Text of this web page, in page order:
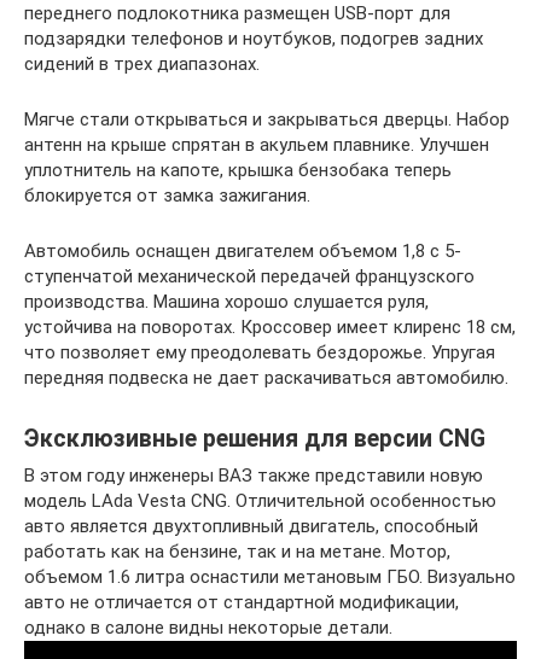
переднего подлокотника размещен USB-порт для
подзарядки телефонов и ноутбуков, подогрев задних
сидений в трех диапазонах.
Мягче стали открываться и закрываться дверцы. Набор
антенн на крыше спрятан в акульем плавнике. Улучшен
уплотнитель на капоте, крышка бензобака теперь
блокируется от замка зажигания.
Автомобиль оснащен двигателем объемом 1,8 с 5-
ступенчатой механической передачей французского
производства. Машина хорошо слушается руля,
устойчива на поворотах. Кроссовер имеет клиренс 18 см,
что позволяет ему преодолевать бездорожье. Упругая
передняя подвеска не дает раскачиваться автомобилю.
Эксклюзивные решения для версии CNG
В этом году инженеры ВАЗ также представили новую
модель LAda Vesta CNG. Отличительной особенностью
авто является двухтопливный двигатель, способный
работать как на бензине, так и на метане. Мотор,
объемом 1.6 литра оснастили метановым ГБО. Визуально
авто не отличается от стандартной модификации,
однако в салоне видны некоторые детали.